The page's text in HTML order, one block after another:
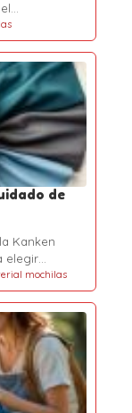
de
Kanken
elegir…
mochilas